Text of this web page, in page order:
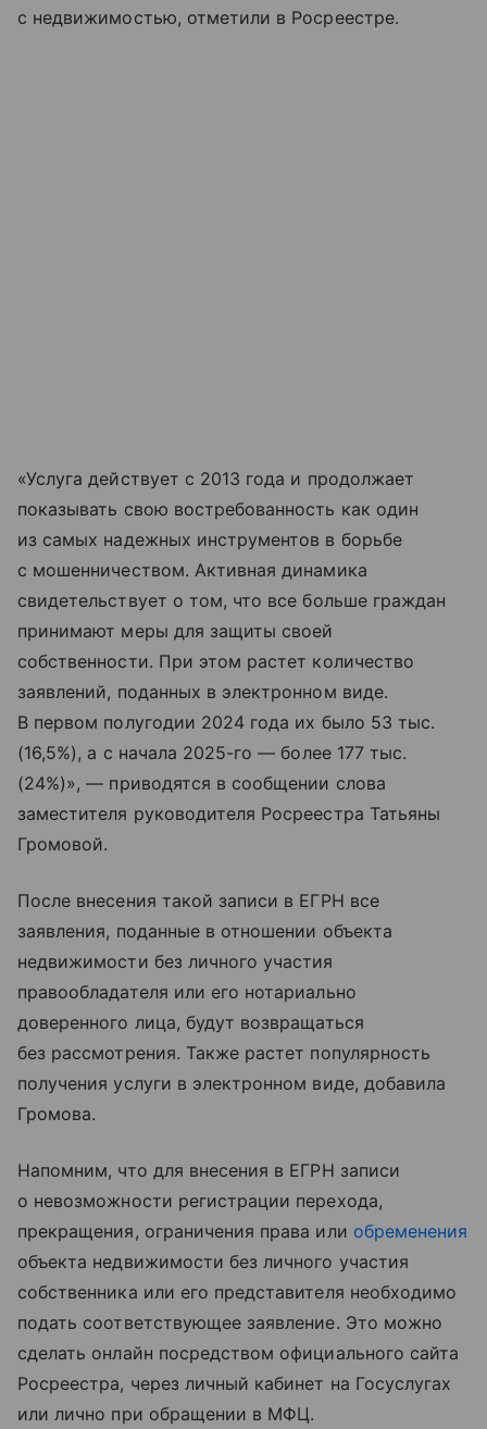
с недвижимостью, отметили в Росреестре.
«Услуга действует с 2013 года и продолжает
показывать свою востребованность как один
из самых надежных инструментов в борьбе
с мошенничеством. Активная динамика
свидетельствует о том, что все больше граждан
принимают меры для защиты своей
собственности. При этом растет количество
заявлений, поданных в электронном виде.
В первом полугодии 2024 года их было 53 тыс.
(16,5%), а с начала 2025-го — более 177 тыс.
(24%)», — приводятся в сообщении слова
заместителя руководителя Росреестра Татьяны
Громовой.
После внесения такой записи в ЕГРН все
заявления, поданные в отношении объекта
недвижимости без личного участия
правообладателя или его нотариально
доверенного лица, будут возвращаться
без рассмотрения. Также растет популярность
получения услуги в электронном виде, добавила
Громова.
Напомним, что для внесения в ЕГРН записи
о невозможности регистрации перехода,
прекращения, ограничения права или обременения
объекта недвижимости без личного участия
собственника или его представителя необходимо
подать соответствующее заявление. Это можно
сделать онлайн посредством официального сайта
Росреестра, через личный кабинет на Госуслугах
или лично при обращении в МФЦ.